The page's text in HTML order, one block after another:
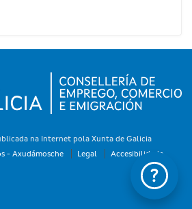
na Internet pola Xunta de Galicia
- Axudámosche Legal Accesibilidade